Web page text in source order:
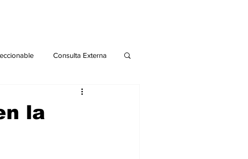
Consulta Externa
Publicaciones
la